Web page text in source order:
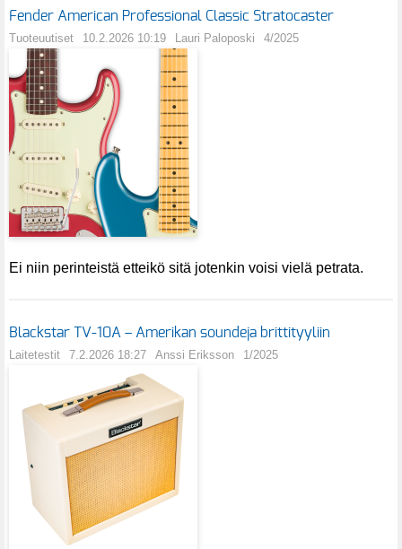
Fender American Professional Classic Stratocaster
Tuoteuutiset 10.2.2026 10:19 Lauri Paloposki 4/2025
Ei niin perinteistä etteikö sitä jotenkin voisi vielä petrata.
Blackstar TV-10A – Amerikan soundeja brittityyliin
Laitetestit 7.2.2026 18:27 Anssi Eriksson 1/2025